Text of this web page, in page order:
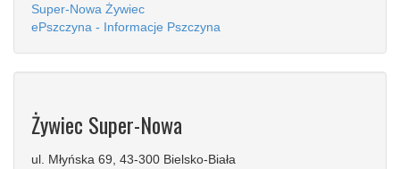
Super-Nowa Żywiec
ePszczyna - Informacje Pszczyna
Żywiec Super-Nowa
ul. Młyńska 69, 43-300 Bielsko-Biała